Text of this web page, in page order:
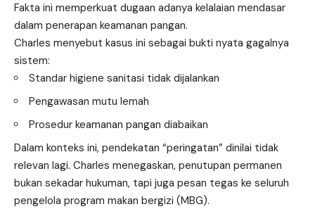
Fakta ini memperkuat dugaan adanya kelalaian mendasar
dalam penerapan keamanan pangan.
Charles menyebut kasus ini sebagai bukti nyata gagalnya
sistem:
Standar higiene sanitasi tidak dijalankan
Pengawasan mutu lemah
Prosedur keamanan pangan diabaikan
Dalam konteks ini, pendekatan “peringatan” dinilai tidak
relevan lagi. Charles menegaskan, penutupan permanen
bukan sekadar hukuman, tapi juga pesan tegas ke seluruh
pengelola program makan bergizi (MBG).